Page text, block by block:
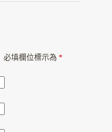
必填欄位標示為 *